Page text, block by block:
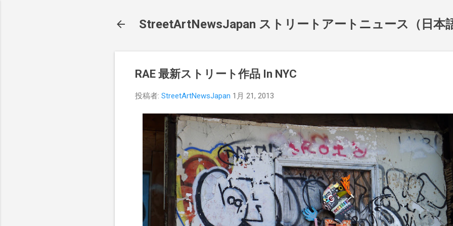
StreetArtNewsJapan ストリートアートニュース（日本
RAE 最新ストリート作品 In NYC
投稿者: StreetArtNewsJapan 1月 21, 2013